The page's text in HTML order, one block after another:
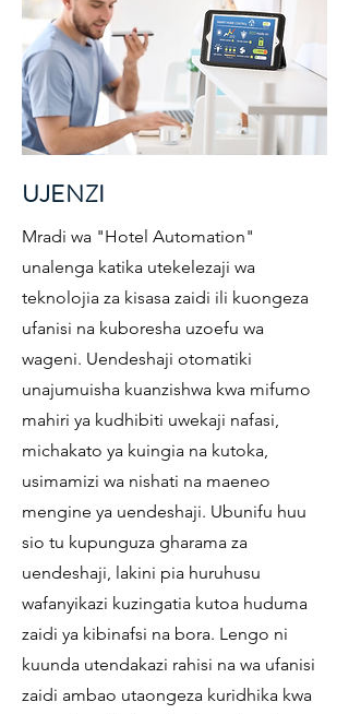
UJENZI
Mradi wa "Hotel Automation"
unalenga katika utekelezaji wa
teknolojia za kisasa zaidi ili kuongeza
ufanisi na kuboresha uzoefu wa
wageni. Uendeshaji otomatiki
unajumuisha kuanzishwa kwa mifumo
mahiri ya kudhibiti uwekaji nafasi,
michakato ya kuingia na kutoka,
usimamizi wa nishati na maeneo
mengine ya uendeshaji. Ubunifu huu
sio tu kupunguza gharama za
uendeshaji, lakini pia huruhusu
wafanyikazi kuzingatia kutoa huduma
zaidi ya kibinafsi na bora. Lengo ni
kuunda utendakazi rahisi na wa ufanisi
zaidi ambao utaongeza kuridhika kwa